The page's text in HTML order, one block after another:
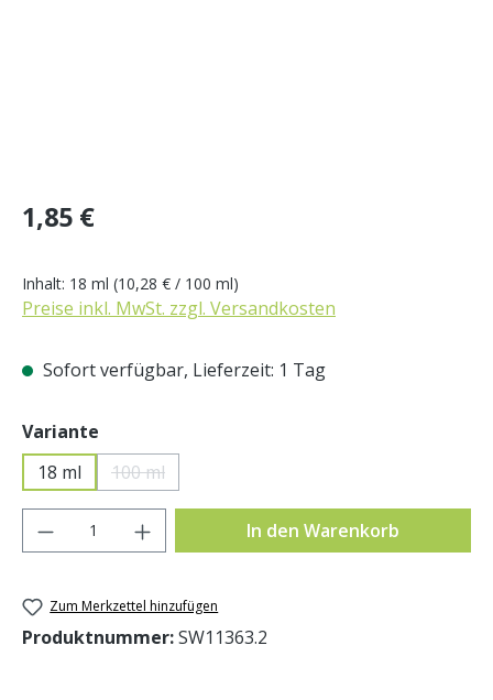
Regulärer Preis:
1,85 €
Inhalt: 18 ml (10,28 € / 100 ml)
Preise inkl. MwSt. zzgl. Versandkosten
Sofort verfügbar, Lieferzeit: 1 Tag
Variante
18 ml
100 ml(Diese Option ist zurzeit nicht verfügbar.)
Produkt Anzahl: Gib den gewünschten
In den Warenkorb
Zum Merkzettel hinzufügen
Produktnummer:SW11363.2